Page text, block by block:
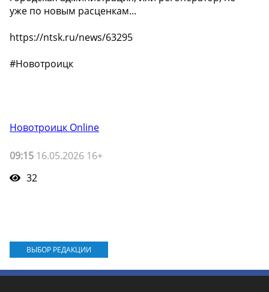
уже по новым расценкам...
https://ntsk.ru/news/63295
#Новотроицк
Новотроицк Online
09:15 16.05.2026 16+
32
ВЫБОР РЕДАКЦИИ